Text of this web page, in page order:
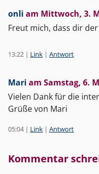
onli am Mittwoch, 3.
Freut mich, dass dir
13:22 | Link | Antwort
Mari am Samstag, 6.
Vielen Dank für die
Grüße von Mari
05:04| Link | Antwort
Kommentar